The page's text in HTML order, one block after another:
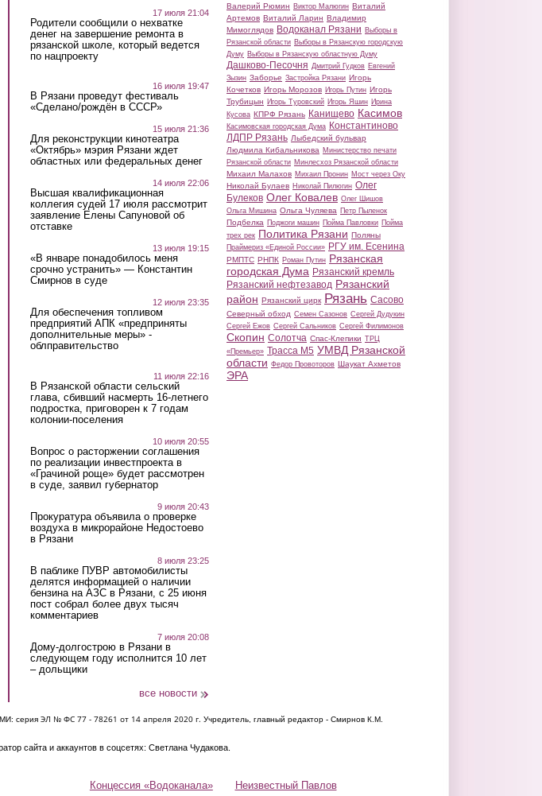
17 июля 21:04
Родители сообщили о нехватке
денег на завершение ремонта в
рязанской школе, который ведется
по нацпроекту
16 июля 19:47
В Рязани проведут фестиваль
«Сделано/рождён в СССР»
15 июля 21:36
Для реконструкции кинотеатра
«Октябрь» мэрия Рязани ждет
областных или федеральных денег
14 июля 22:06
Высшая квалификационная
коллегия судей 17 июля рассмотрит
заявление Елены Сапуновой об
отставке
13 июля 19:15
«В январе понадобилось меня
срочно устранить» — Константин
Смирнов в суде
12 июля 23:35
Для обеспечения топливом
предприятий АПК «предприняты
дополнительные меры» -
облправительство
11 июля 22:16
В Рязанской области сельский
глава, сбивший насмерть 16-летнего
подростка, приговорен к 7 годам
колонии-поселения
10 июля 20:55
Вопрос о расторжении соглашения
по реализации инвестпроекта в
«Грачиной роще» будет рассмотрен
в суде, заявил губернатор
9 июля 20:43
Прокуратура объявила о проверке
воздуха в микрорайоне Недостоево
в Рязани
8 июля 23:25
В паблике ПУВР автомобилисты
делятся информацией о наличии
бензина на АЗС в Рязани, с 25 июня
пост собрал более двух тысяч
комментариев
7 июля 20:08
Дому-долгострою в Рязани в
следующем году исполнится 10 лет
– дольщики
все новости
Валерий Рюмин Виктор Малюгин Виталий
Артемов Виталий Ларин Владимир
Мимоглядов Водоканал Рязани Выборы в
Рязанской области Выборы в Рязанскую городскую
Думу Выборы в Рязанскую областную Думу
Дашково-Песочня Дмитрий Гудков Евгений
Зызин Заборье Застройка Рязани Игорь
Кочетков Игорь Морозов Игорь Путин Игорь
Трубицын Игорь Туровский Игорь Яшин Ирина
Кусова КПРФ Рязань Канищево Касимов
Касимовская городская Дума Константиново
ЛДПР Рязань Лыбедский бульвар
Людмила Кибальникова Министерство печати
Рязанской области Минлесхоз Рязанской области
Михаил Малахов Михаил Пронин Мост через Оку
Николай Булаев Николай Пилюгин Олег
Булеков Олег Ковалев Олег Шишов
Ольга Мишина Ольга Чуляева Петр Пыленок
Подбелка Поджоги машин Пойма Павловки Пойма
трех рек Политика Рязани Поляны
Праймериз «Единой России» РГУ им. Есенина
РМПТС РНПК Роман Путин Рязанская
городская Дума Рязанский кремль
Рязанский нефтезавод Рязанский
район Рязанский цирк Рязань Сасово
Северный обход Семен Сазонов Сергей Дудукин
Сергей Ежов Сергей Сальников Сергей Филимонов
Скопин Солотча Спас-Клепики ТРЦ
«Премьер» Трасса М5 УМВД Рязанской
области Федор Провоторов Шаукат Ахметов
ЭРА
серия ЭЛ № ФС 77 - 78261 от 14 апреля 2020 г. Учредитель, главный редактор - Смирнов К.М.
сайта и аккаунтов в соцсетях: Светлана Чудакова.
Концессия «Водоканала» Неизвестный Павлов